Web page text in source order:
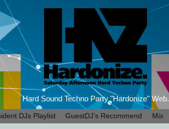
Hard Sound Techno Party "Hardonize" Web.
DJs Playlist GuestDJ’s Recommend Mix